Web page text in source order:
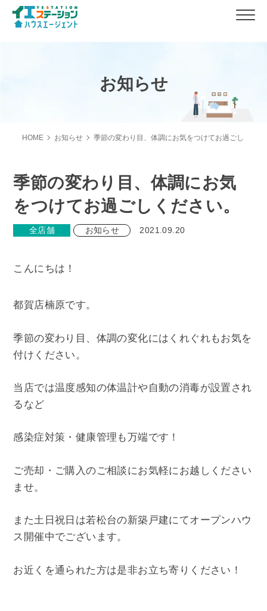
お知らせ
HOME お知らせ 季節の変わり目、体調にお気をつけてお過ごしくださ
季節の変わり目、体調にお気
をつけてお過ごしください。
全店舗 お知らせ 2021.09.20
こんにちは！
都賀店楠原です。
季節の変わり目、体調の変化にはくれぐれもお気を
付けください。
当店では温度感知の体温計や自動の消毒が設置され
るなど
感染症対策・健康管理も万端です！
ご売却・ご購入のご相談にお気軽にお越しください
ませ。
また土日祝日は若松台の新築戸建にてオープンハウ
ス開催中でございます。
お近くを通られた方は是非お立ち寄りください！